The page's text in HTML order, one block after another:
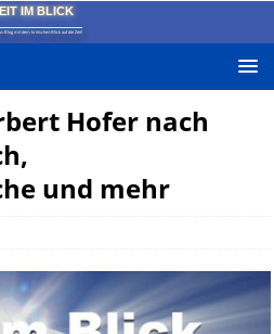
IM BLICK
Blog mit dem kritischen Blick auf die Zeit!
Hofer nach
und mehr